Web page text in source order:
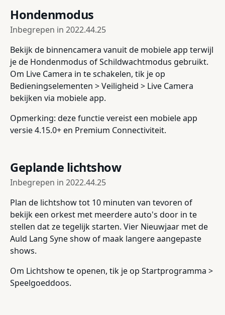
Hondenmodus
Inbegrepen in 2022.44.25
Bekijk de binnencamera vanuit de mobiele app terwijl
je de Hondenmodus of Schildwachtmodus gebruikt.
Om Live Camera in te schakelen, tik je op
Bedieningselementen > Veiligheid > Live Camera
bekijken via mobiele app.
Opmerking: deze functie vereist een mobiele app
versie 4.15.0+ en Premium Connectiviteit.
Geplande lichtshow
Inbegrepen in 2022.44.25
Plan de lichtshow tot 10 minuten van tevoren of
bekijk een orkest met meerdere auto's door in te
stellen dat ze tegelijk starten. Vier Nieuwjaar met de
Auld Lang Syne show of maak langere aangepaste
shows.
Om Lichtshow te openen, tik je op Startprogramma >
Speelgoeddoos.